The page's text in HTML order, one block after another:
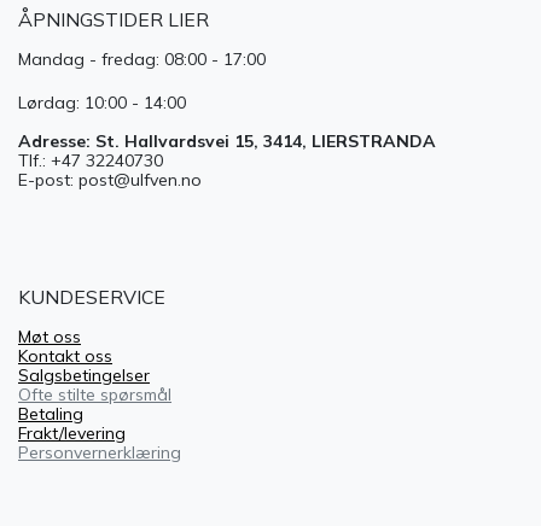
ÅPNINGSTIDER LIER
Mandag - fredag: 08:00 - 17:00
Lørdag: 10:00 - 14:00
Adresse: St. Hallvardsvei 15, 3414, LIERSTRANDA
Tlf.: +47 32240730
E-post: post@ulfven.no
KUNDESERVICE
Møt oss
Kontakt oss
Salgsbetingelser
Ofte stilte spørsmål
Betaling
Frakt/levering
Personvernerklæring